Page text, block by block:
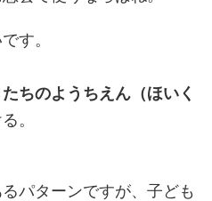
す。
たちのようちえん（ほいく
。
パターンですが、子ども